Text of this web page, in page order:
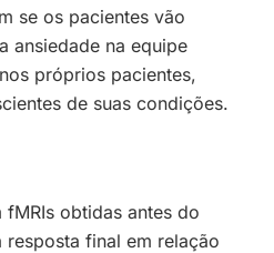
se os pacientes vão
ansiedade na equipe
próprios pacientes,
de suas condições.
obtidas antes do
final em relação